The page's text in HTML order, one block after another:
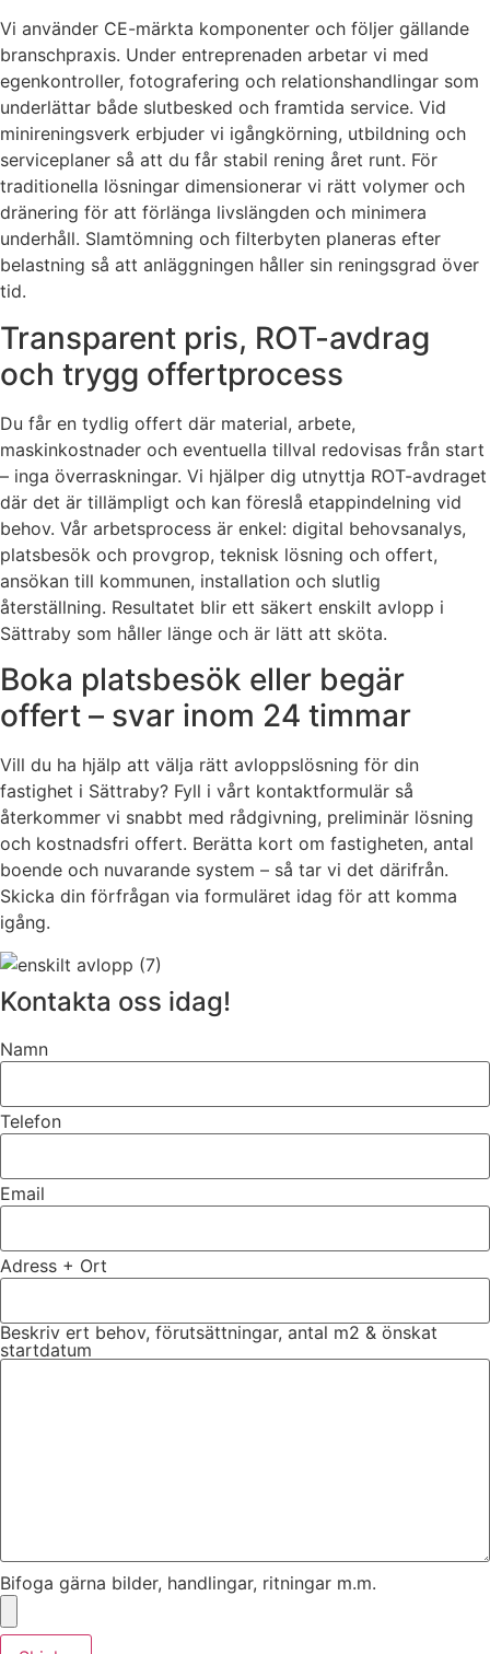
Vi använder CE-märkta komponenter och följer gällande
branschpraxis. Under entreprenaden arbetar vi med
egenkontroller, fotografering och relationshandlingar som
underlättar både slutbesked och framtida service. Vid
minireningsverk erbjuder vi igångkörning, utbildning och
serviceplaner så att du får stabil rening året runt. För
traditionella lösningar dimensionerar vi rätt volymer och
dränering för att förlänga livslängden och minimera
underhåll. Slamtömning och filterbyten planeras efter
belastning så att anläggningen håller sin reningsgrad över
tid.
Transparent pris, ROT-avdrag
och trygg offertprocess
Du får en tydlig offert där material, arbete,
maskinkostnader och eventuella tillval redovisas från start
– inga överraskningar. Vi hjälper dig utnyttja ROT-avdraget
där det är tillämpligt och kan föreslå etappindelning vid
behov. Vår arbetsprocess är enkel: digital behovsanalys,
platsbesök och provgrop, teknisk lösning och offert,
ansökan till kommunen, installation och slutlig
återställning. Resultatet blir ett säkert enskilt avlopp i
Sättraby som håller länge och är lätt att sköta.
Boka platsbesök eller begär
offert – svar inom 24 timmar
Vill du ha hjälp att välja rätt avloppslösning för din
fastighet i Sättraby? Fyll i vårt kontaktformulär så
återkommer vi snabbt med rådgivning, preliminär lösning
och kostnadsfri offert. Berätta kort om fastigheten, antal
boende och nuvarande system – så tar vi det därifrån.
Skicka din förfrågan via formuläret idag för att komma
igång.
Kontakta oss idag!
Namn
Telefon
Email
Adress + Ort
Beskriv ert behov, förutsättningar, antal m2 & önskat
startdatum
Bifoga gärna bilder, handlingar, ritningar m.m.